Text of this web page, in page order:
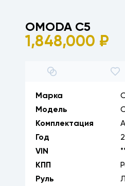
OMODA C5
1,848,000 ₽
1
Марка
Модель
Комплектация
Год
VIN
КПП
Руль